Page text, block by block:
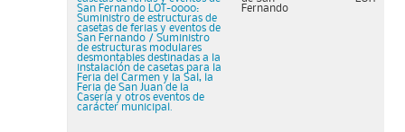
San Fernando LOT-0000:
Suministro de estructuras de
casetas de ferias y eventos de
San Fernando / Suministro
de estructuras modulares
desmontables destinadas a la
instalación de casetas para la
Feria del Carmen y la Sal, la
Feria de San Juan de la
Casería y otros eventos de
carácter municipal.
Fernando